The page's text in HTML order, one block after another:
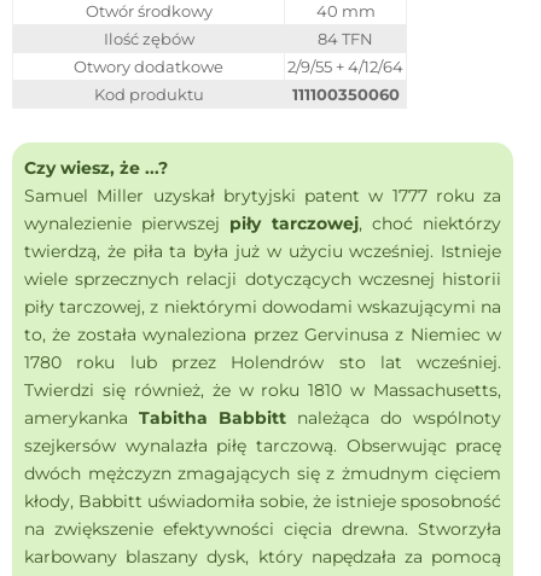
Otwór środkowy
40 mm
Ilość zębów
84 TFN
Otwory dodatkowe
2/9/55 + 4/12/64
Kod produktu
111100350060
Czy wiesz, że ...?
Samuel Miller uzyskał brytyjski patent w 1777 roku za
wynalezienie pierwszej piły tarczowej, choć niektórzy
twierdzą, że piła ta była już w użyciu wcześniej. Istnieje
wiele sprzecznych relacji dotyczących wczesnej historii
piły tarczowej, z niektórymi dowodami wskazującymi na
to, że została wynaleziona przez Gervinusa z Niemiec w
1780 roku lub przez Holendrów sto lat wcześniej.
Twierdzi się również, że w roku 1810 w Massachusetts,
amerykankaTabitha Babbitt należąca do wspólnoty
szejkersów wynalazła piłę tarczową. Obserwując pracę
dwóch mężczyzn zmagających się z żmudnym cięciem
kłody, Babbitt uświadomiła sobie, że istnieje sposobność
na zwiększenie efektywności cięcia drewna. Stworzyła
karbowany blaszany dysk, który napędzała za pomocą